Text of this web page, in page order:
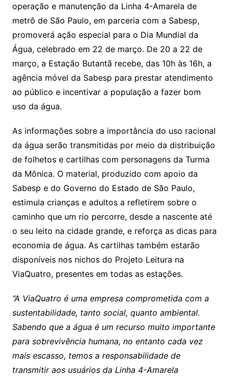
operação e manutenção da Linha 4-Amarela de
metrô de São Paulo, em parceria com a Sabesp,
promoverá ação especial para o Dia Mundial da
Água, celebrado em 22 de março. De 20 a 22 de
março, a Estação Butantã recebe, das 10h às 16h, a
agência móvel da Sabesp para prestar atendimento
ao público e incentivar a população a fazer bom
uso da água.
As informações sobre a importância do uso racional
da água serão transmitidas por meio da distribuição
de folhetos e cartilhas com personagens da Turma
da Mônica. O material, produzido com apoio da
Sabesp e do Governo do Estado de São Paulo,
estimula crianças e adultos a refletirem sobre o
caminho que um rio percorre, desde a nascente até
o seu leito na cidade grande, e reforça as dicas para
economia de água. As cartilhas também estarão
disponíveis nos nichos do Projeto Leitura na
ViaQuatro, presentes em todas as estações.
“A ViaQuatro é uma empresa comprometida com a
sustentabilidade, tanto social, quanto ambiental.
Sabendo que a água é um recurso muito importante
para sobrevivência humana, no entanto cada vez
mais escasso, temos a responsabilidade de
transmitir aos usuários da Linha 4-Amarela